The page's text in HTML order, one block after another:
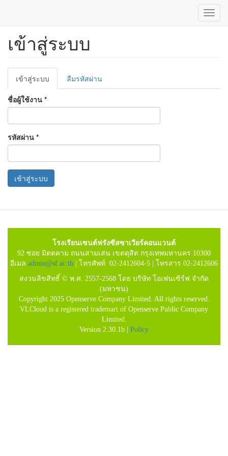
ข้าม
เนื้อหา
เข้าสู่ระบบ
Primary
tabs
เข้าสู่ระบบ
ปัจจุบัน)
ลืมรหัสผ่าน
ชื่อผู้ใช้งาน *
รหัสผ่าน *
เข้าสู่ระบบ
โรงเรียนเซนต์ฟรังซีสซาเวียร์คอนแวนต์
92 ซอย มิตตคาม ถนนสามเสน เขตดุสิต กรุงเทพมหานคร 10300
อีเมล admin@sf.ac.th | โทรศัพท์ 02-2412604-5 | โทรสาร 02-2412606
สงวนลิขสิทธิ์ © พ.ศ. 2557-2568 โดย บริษัท โอเพ่นเซิร์ฟ จำกัด
(มหาชน)
Copyright 2025 Openserve Company Limited. All rights reserved.
VLCloud is a registered trademart of Openserve Public Company
Limited.
Version 2.30.1b | Policy